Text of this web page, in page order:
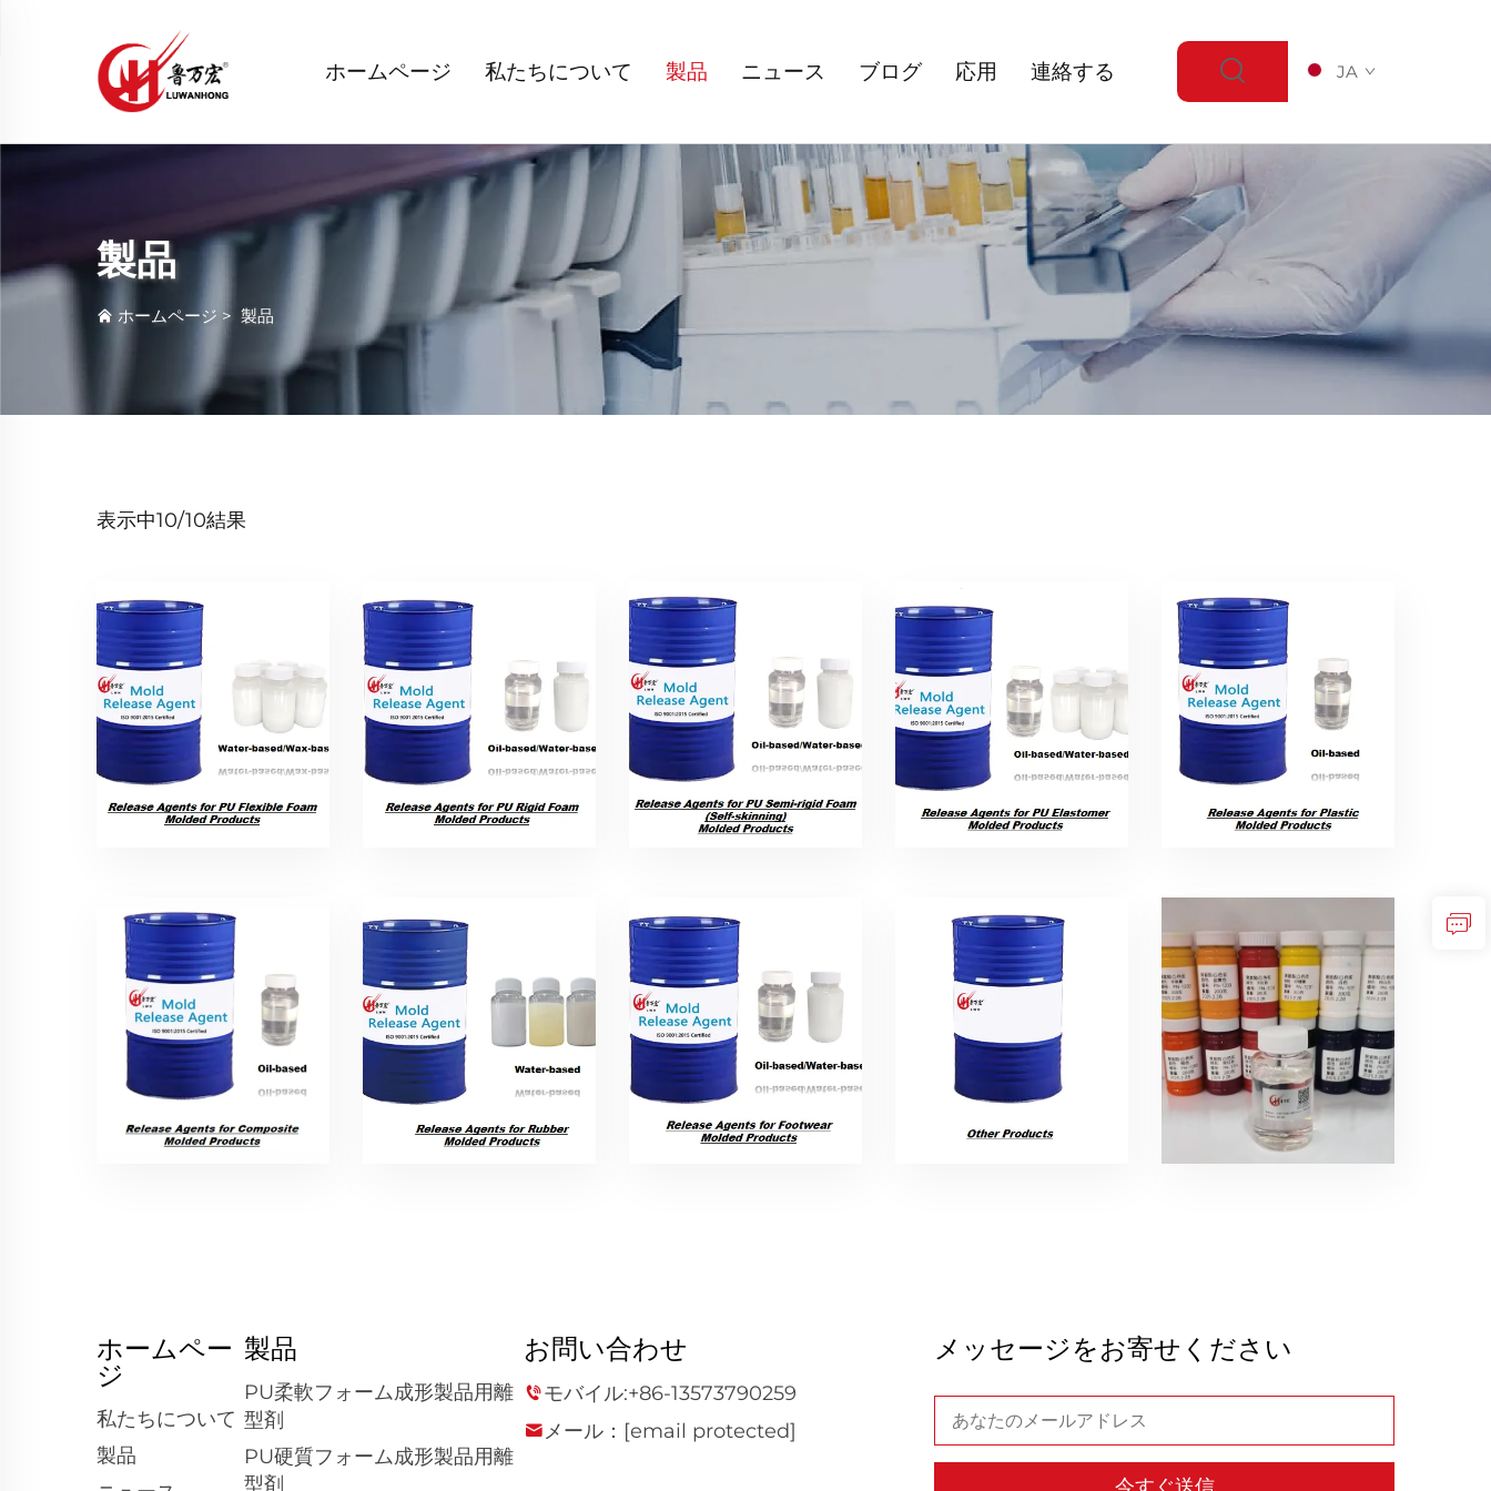
ホームページ 私たちについて 製品 ニュース ブログ 応用 連絡する JA
製品
ホームページ > 製品
表示中10/10結果
ホームペー
ジ
私たちについて
製品
製品
PU柔軟フォーム成形製品用離
型剤
PU硬質フォーム成形製品用離
型剤
お問い合わせ
モバイル:+86-13573790259
メール： [email protected]
メッセージをお寄せください
今すぐ送信